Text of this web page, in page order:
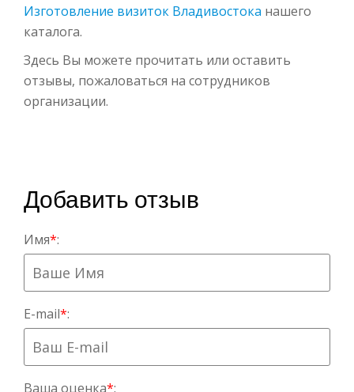
Изготовление визиток Владивостока нашего
каталога.
Здесь Вы можете прочитать или оставить
отзывы, пожаловаться на сотрудников
организации.
Добавить отзыв
Имя*:
E-mail*:
Ваша оценка*: